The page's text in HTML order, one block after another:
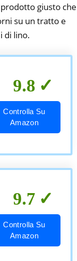
giusto che
su un tratto e
di lino.
9.8
Controlla Su
Amazon
9.7
Controlla Su
Amazon